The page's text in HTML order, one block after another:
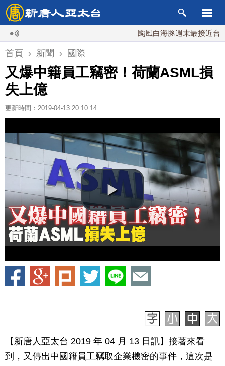
颱風白海豚週末最接近台灣 最
首頁 › 新聞 › 國際
又爆中籍員工竊密！荷蘭ASML損
失上億
更新時間：2019-04-13 20:10:14
【新唐人亞太台 2019 年 04 月 13 日訊】接著來看
到，又傳出中國籍員工竊取企業機密的事件，這次是